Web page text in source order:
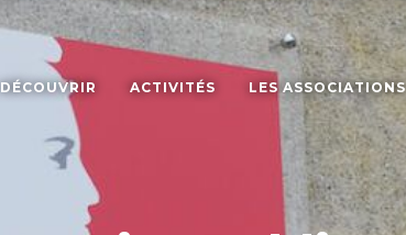
DÉCOUVRIR ACTIVITÉS LES ASSOCIATIONS